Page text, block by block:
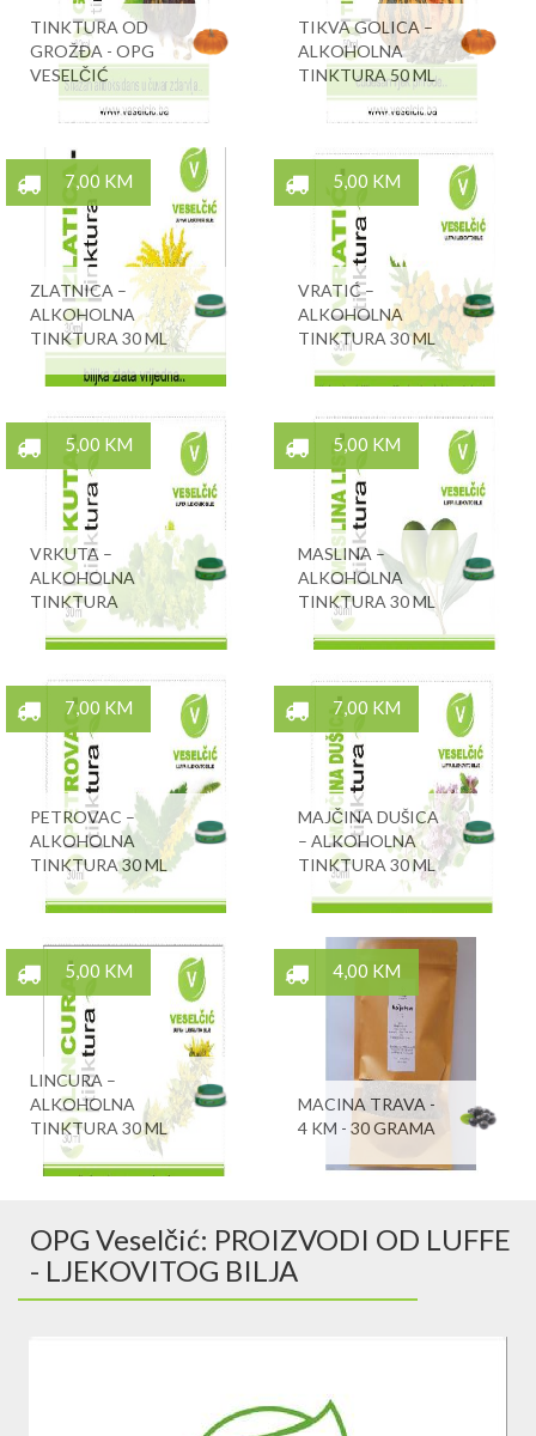
TINKTURA OD
GROŽĐA - OPG
VESELČIĆ
TIKVA GOLICA –
ALKOHOLNA
TINKTURA 50 ML
7,00 KM
ZLATNICA –
ALKOHOLNA
TINKTURA 30 ML
5,00 KM
VRATIĆ –
ALKOHOLNA
TINKTURA 30 ML
5,00 KM
VRKUTA –
ALKOHOLNA
TINKTURA
5,00 KM
MASLINA –
ALKOHOLNA
TINKTURA 30 ML
7,00 KM
PETROVAC –
ALKOHOLNA
TINKTURA 30 ML
7,00 KM
MAJČINA DUŠICA
– ALKOHOLNA
TINKTURA 30 ML
5,00 KM
LINCURA –
ALKOHOLNA
TINKTURA 30 ML
4,00 KM
MACINA TRAVA -
4 KM - 30 GRAMA
OPG Veselčić: PROIZVODI OD LUFFE
- LJEKOVITOG BILJA